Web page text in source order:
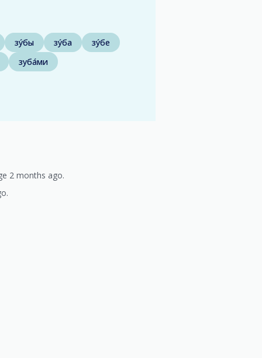
зу́бы зу́ба
зу́бе
зуба́ми
2 months ago.